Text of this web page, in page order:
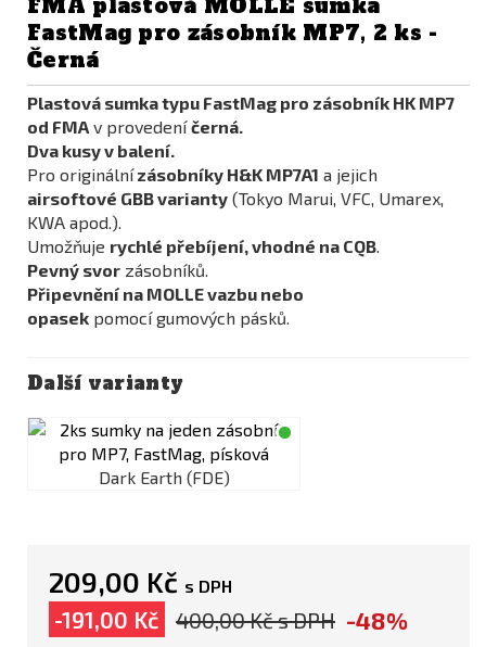
FastMag pro zásobník MP7, 2 ks -
Černá
Plastová sumka typu FastMag pro zásobník HK MP7
od FMA v provedeníčerná.
Dva kusy v balení.
Pro originálnízásobníky H&K MP7A1 a jejich
airsoftové GBB varianty (Tokyo Marui, VFC, Umarex,
KWA apod.).
Umožňuje rychlé přebíjení, vhodné na CQB.
Pevný svor zásobníků.
Připevnění na MOLLE vazbu nebo
opasek pomocí gumových pásků.
Další varianty
Dark Earth (FDE)
209,00 Kč s DPH
-191,00 Kč 400,00 Kčs DPH -48%